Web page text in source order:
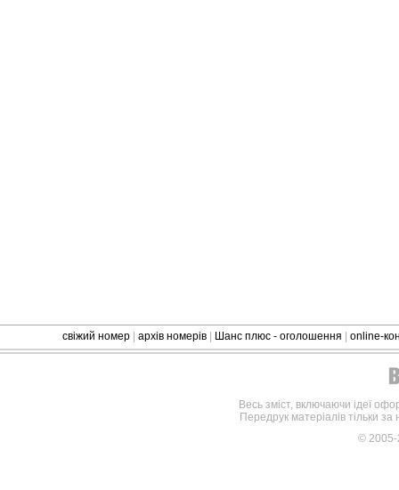
свіжий номер архів номерів Шанс плюс - оголошення online-
Весь зміст, включаючи ідеї
Передрук матеріалів тільки
©